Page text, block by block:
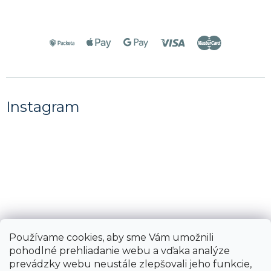
Používame cookies, aby sme Vám umožnili
pohodlné prehliadanie webu a vďaka analýze
prevádzky webu neustále zlepšovali jeho funkcie,
Instagram
Sledovať na Instagrame